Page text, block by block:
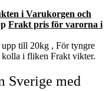
i Varukorgen och
Frakt pris för varorna i
upp till 20kg , För tyngre
i fliken Frakt vikter.
Sverige med